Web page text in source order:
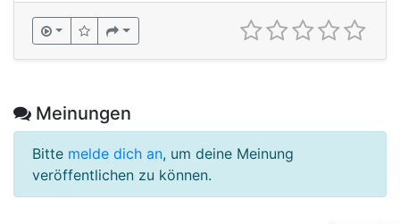
Meinungen
Bitte melde dich an, um deine Meinung
veröffentlichen zu können.